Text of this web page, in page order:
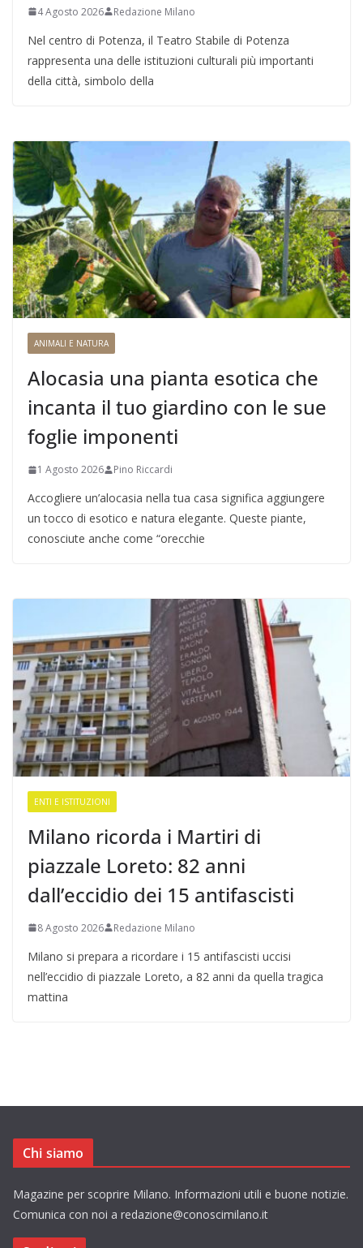
4 Agosto 2026 Redazione Milano
Nel centro di Potenza, il Teatro Stabile di Potenza
rappresenta una delle istituzioni culturali più importanti
della città, simbolo della
ANIMALI E NATURA
Alocasia una pianta esotica che
incanta il tuo giardino con le sue
foglie imponenti
1 Agosto 2026 Pino Riccardi
Accogliere un’alocasia nella tua casa significa aggiungere
un tocco di esotico e natura elegante. Queste piante,
conosciute anche come “orecchie
ENTI E ISTITUZIONI
Milano ricorda i Martiri di
piazzale Loreto: 82 anni
dall’eccidio dei 15 antifascisti
8 Agosto 2026 Redazione Milano
Milano si prepara a ricordare i 15 antifascisti uccisi
nell’eccidio di piazzale Loreto, a 82 anni da quella tragica
mattina
Chi siamo
Magazine per scoprire Milano. Informazioni utili e buone notizie.
Comunica con noi a redazione@conoscimilano.it